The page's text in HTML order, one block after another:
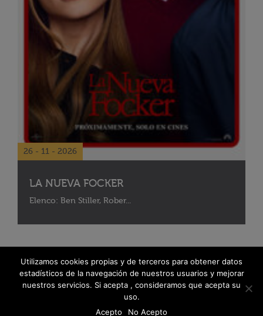
26 - 11 - 2026
LA NUEVA FOCKER
Elenco: Ben Stiller, Rober...
Utilizamos cookies propias y de terceros para obtener datos
estadísticos de la navegación de nuestros usuarios y mejorar
nuestros servicios. Si acepta , consideramos que acepta su
uso.
Acepto
No Acepto